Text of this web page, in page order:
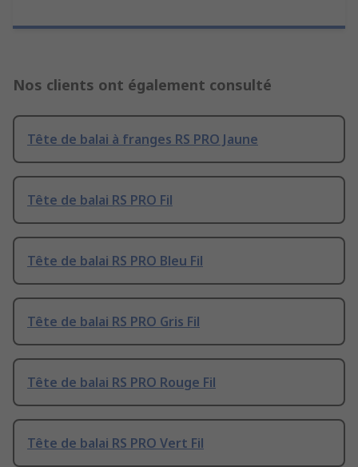
Nos clients ont également consulté
Tête de balai à franges RS PRO Jaune
Tête de balai RS PRO Fil
Tête de balai RS PRO Bleu Fil
Tête de balai RS PRO Gris Fil
Tête de balai RS PRO Rouge Fil
Tête de balai RS PRO Vert Fil